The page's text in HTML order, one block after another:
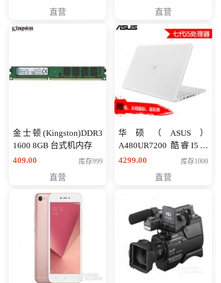
直营 直营
金士顿(Kingston)DDR3
1600 8GB 台式机内存
409.00
库存999
直营
华硕（ASUS）
A480UR7200 酷睿I5超
薄学生办公游戏独显笔
NV930-2G独
4299.00 库存1000
直营